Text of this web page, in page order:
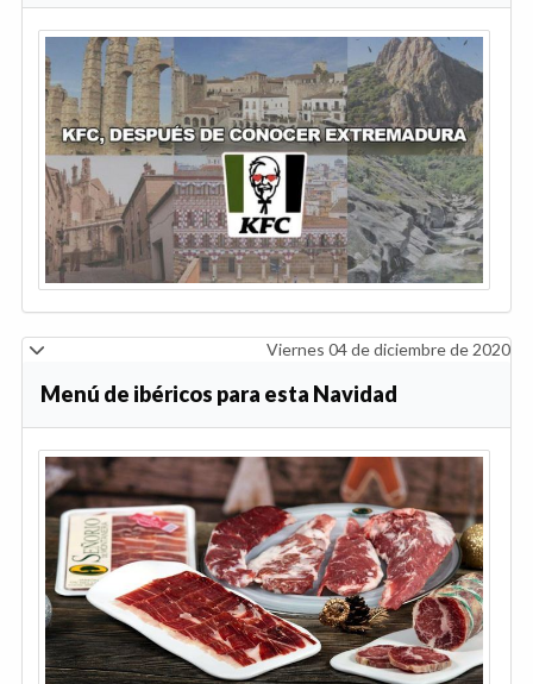
Viernes 04 de diciembre de 2020
Menú de ibéricos para esta Navidad